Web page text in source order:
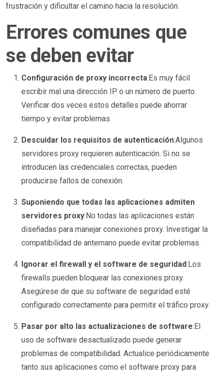
frustración y dificultar el camino hacia la resolución.
Errores comunes que
se deben evitar
Configuración de proxy incorrecta:Es muy fácil
escribir mal una dirección IP o un número de puerto.
Verificar dos veces estos detalles puede ahorrar
tiempo y evitar problemas.
Descuidar los requisitos de autenticación:Algunos
servidores proxy requieren autenticación. Si no se
introducen las credenciales correctas, pueden
producirse fallos de conexión.
Suponiendo que todas las aplicaciones admiten
servidores proxy:No todas las aplicaciones están
diseñadas para manejar conexiones proxy. Investigar la
compatibilidad de antemano puede evitar problemas.
Ignorar el firewall y el software de seguridad:Los
firewalls pueden bloquear las conexiones proxy.
Asegúrese de que su software de seguridad esté
configurado correctamente para permitir el tráfico proxy.
Pasar por alto las actualizaciones de software:El
uso de software desactualizado puede generar
problemas de compatibilidad. Actualice periódicamente
tanto sus aplicaciones como el software proxy para